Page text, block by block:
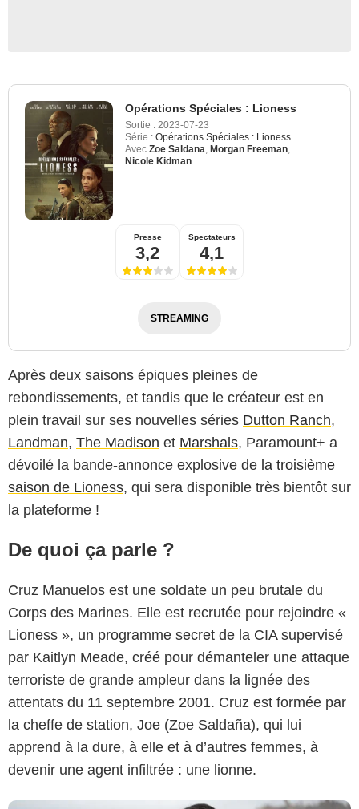
Opérations Spéciales : Lioness
Sortie : 2023-07-23
Série : Opérations Spéciales : Lioness
Avec Zoe Saldana Morgan Freeman
Nicole Kidman
Presse
3,2
Spectateurs
4,1
STREAMING
Après deux saisons épiques pleines de
rebondissements, et tandis que le créateur est en
plein travail sur ses nouvelles séries Dutton Ranch,
Landman, The Madison et Marshals, Paramount+ a
dévoilé la bande-annonce explosive de la troisième
saison de Lioness, qui sera disponible très bientôt sur
la plateforme !
De quoi ça parle ?
Cruz Manuelos est une soldate un peu brutale du
Corps des Marines. Elle est recrutée pour rejoindre «
Lioness », un programme secret de la CIA supervisé
par Kaitlyn Meade, créé pour démanteler une attaque
terroriste de grande ampleur dans la lignée des
attentats du 11 septembre 2001. Cruz est formée par
la cheffe de station, Joe (Zoe Saldaña), qui lui
apprend à la dure, à elle et à d’autres femmes, à
devenir une agent infiltrée : une lionne.